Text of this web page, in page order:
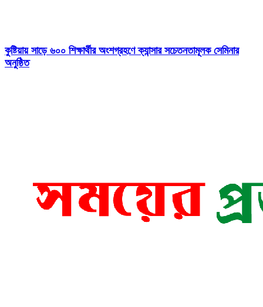
কুষ্টিয়ায় সাড়ে ৬০০ শিক্ষার্থীর অংশগ্রহণে ক্যান্সার সচেতনতামূলক সেমিনার
অনুষ্ঠিত